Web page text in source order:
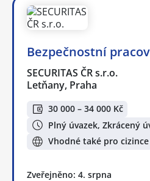
Bezpečnostní
SECURITAS ČR s.r.o.
Letňany, Praha
30 000 – 34 000 Kč
Plný úvazek, Zkrácený
Vhodné také pro cizince
Zveřejněno: 4. srpna